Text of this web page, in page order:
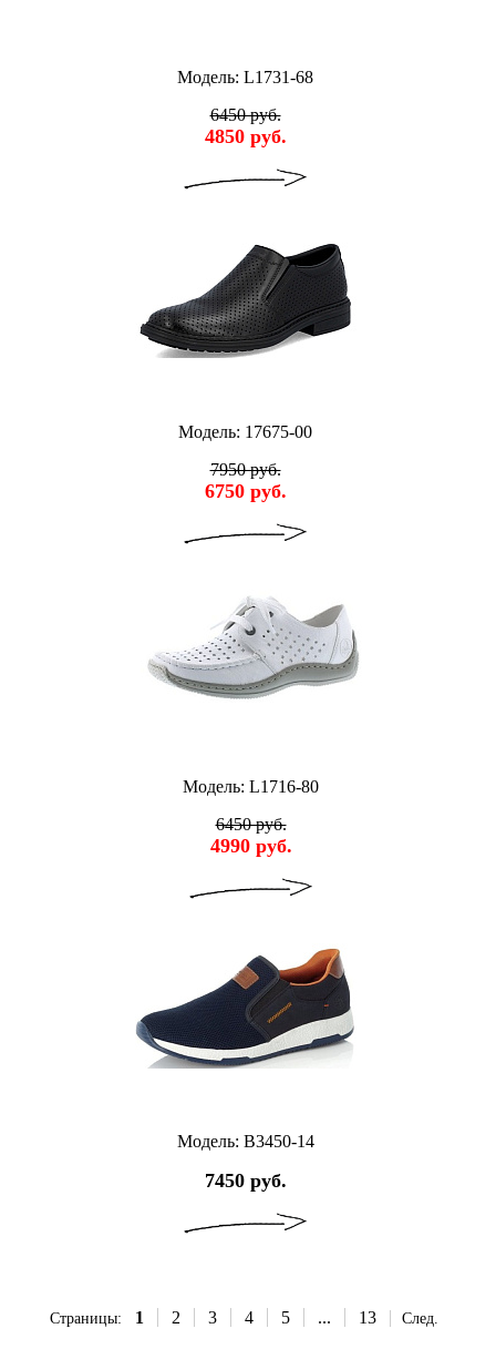
Модель: L1731-68
6450 руб.
4850 руб.
Модель: 17675-00
7950 руб.
6750 руб.
Модель: L1716-80
6450 руб.
4990 руб.
Модель: B3450-14
7450 руб.
Страницы: 1 2 3 4 5 ... 13 След.